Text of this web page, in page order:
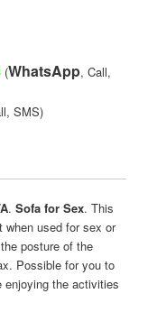
(WhatsApp, Call,
SMS)
.Sofa for Sex. This
when used for sex or
posture of the
. Possible for you to
enjoying the activities